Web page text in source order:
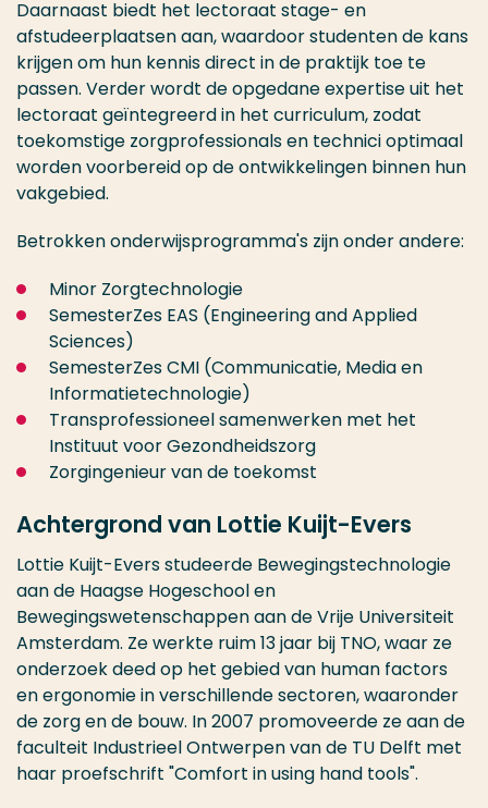
Daarnaast biedt het lectoraat stage- en
afstudeerplaatsen aan, waardoor studenten de kans
krijgen om hun kennis direct in de praktijk toe te
passen. Verder wordt de opgedane expertise uit het
lectoraat geïntegreerd in het curriculum, zodat
toekomstige zorgprofessionals en technici optimaal
worden voorbereid op de ontwikkelingen binnen hun
vakgebied.
Betrokken onderwijsprogramma's zijn onder andere:
Minor Zorgtechnologie​
SemesterZes EAS​ (Engineering and Applied
Sciences)
SemesterZes CMI​ (Communicatie, Media en
Informatietechnologie)
Transprofessioneel samenwerken met het
Instituut voor Gezondheidszorg
Zorgingenieur van de toekomst​
Achtergrond van Lottie Kuijt-Evers
Lottie Kuijt-Evers studeerde Bewegingstechnologie
aan de Haagse Hogeschool en
Bewegingswetenschappen aan de Vrije Universiteit
Amsterdam. Ze werkte ruim 13 jaar bij TNO, waar ze
onderzoek deed op het gebied van human factors
en ergonomie in verschillende sectoren, waaronder
de zorg en de bouw. In 2007 promoveerde ze aan de
faculteit Industrieel Ontwerpen van de TU Delft met
haar proefschrift "Comfort in using hand tools".​